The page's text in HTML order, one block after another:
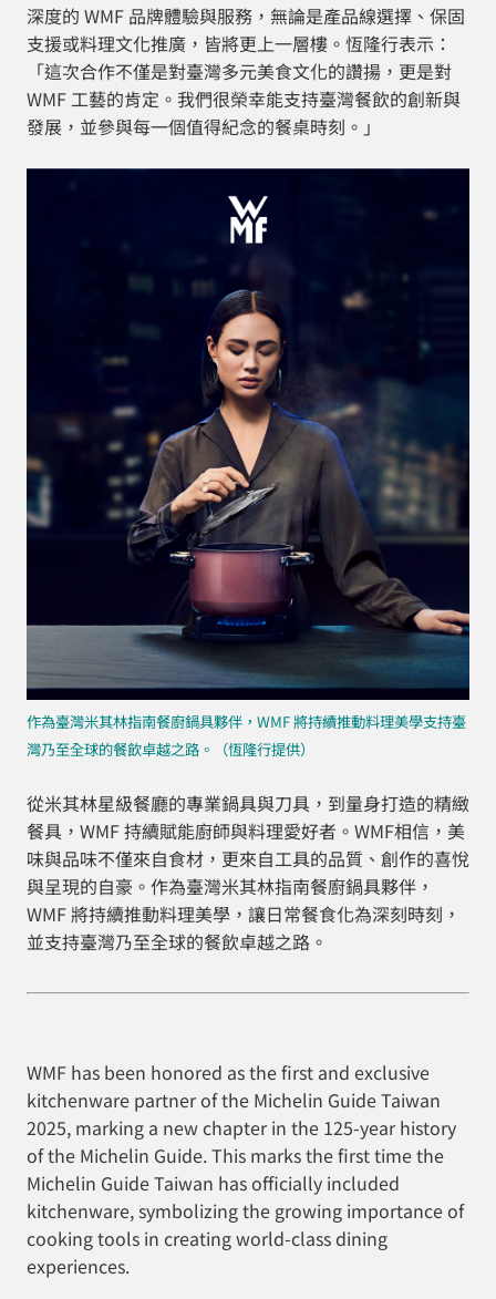
深度的 WMF 品牌體驗與服務，無論是產品線選擇、保固
支援或料理文化推廣，皆將更上一層樓。恆隆行表示：
「這次合作不僅是對臺灣多元美食文化的讚揚，更是對
WMF 工藝的肯定。我們很榮幸能支持臺灣餐飲的創新與
發展，並參與每一個值得紀念的餐桌時刻。」
作為臺灣米其林指南餐廚鍋具夥伴，WMF 將持續推動料理美學支持臺
灣乃至全球的餐飲卓越之路。（恆隆行提供）
從米其林星級餐廳的專業鍋具與刀具，到量身打造的精緻
餐具，WMF 持續賦能廚師與料理愛好者。WMF相信，美
味與品味不僅來自食材，更來自工具的品質、創作的喜悅
與呈現的自豪。作為臺灣米其林指南餐廚鍋具夥伴，
WMF 將持續推動料理美學，讓日常餐食化為深刻時刻，
並支持臺灣乃至全球的餐飲卓越之路。
WMF has been honored as the first and exclusive
kitchenware partner of the Michelin Guide Taiwan
2025, marking a new chapter in the 125-year history
of the Michelin Guide. This marks the first time the
Michelin Guide Taiwan has officially included
kitchenware, symbolizing the growing importance of
cooking tools in creating world-class dining
experiences.